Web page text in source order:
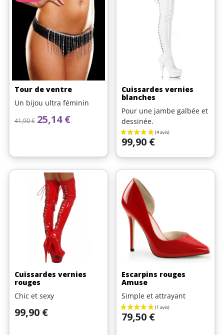
Tour de ventre
Un bijou ultra féminin
Prix de base
41,90 € Prix
25,14 €
Cuissardes vernies
blanches
Pour une jambe galbée et
dessinée.
Prix
99,90 €
Cuissardes vernies
rouges
Chic et sexy
Prix
99,90 €
Escarpins rouges
Amuse
Simple et attrayant
Prix
79,50 €